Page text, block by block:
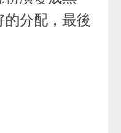
的分配，最後